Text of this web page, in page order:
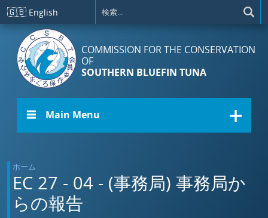
メインコンテンツに移動
🇬🇧 English
COMMISSION FOR THE CONSERVATION
OF
SOUTHERN BLUEFIN TUNA
☰ Main Menu
ホーム
EC 27 - 04 - (事務局) 事務局か
らの報告